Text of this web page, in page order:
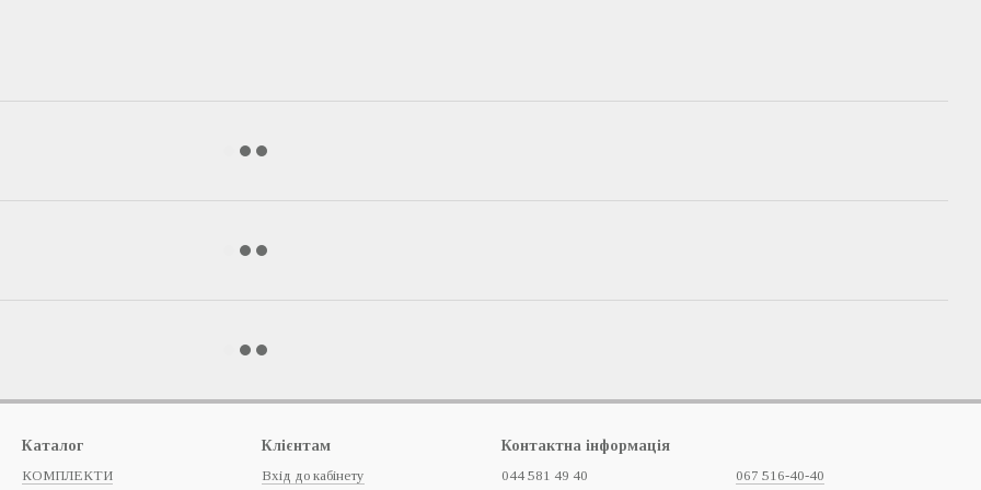
Каталог
КОМПЛЕКТИ
Клієнтам
Вхід до кабінету
Контактна інформація
044 581 49 40
067 516-40-40